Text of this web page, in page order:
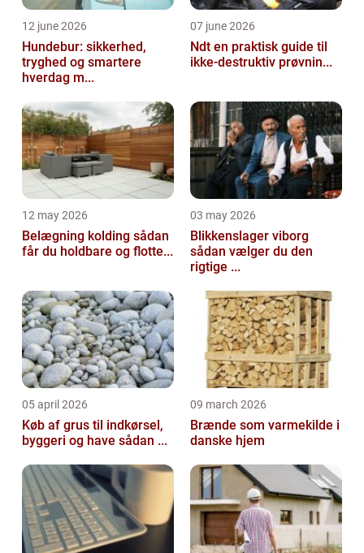
12 june 2026
Hundebur: sikkerhed,
tryghed og smartere
hverdag m...
07 june 2026
Ndt en praktisk guide til
ikke-destruktiv prøvnin...
12 may 2026
Belægning kolding sådan
får du holdbare og flotte...
03 may 2026
Blikkenslager viborg
sådan vælger du den
rigtige ...
05 april 2026
Køb af grus til indkørsel,
byggeri og have sådan ...
09 march 2026
Brænde som varmekilde i
danske hjem